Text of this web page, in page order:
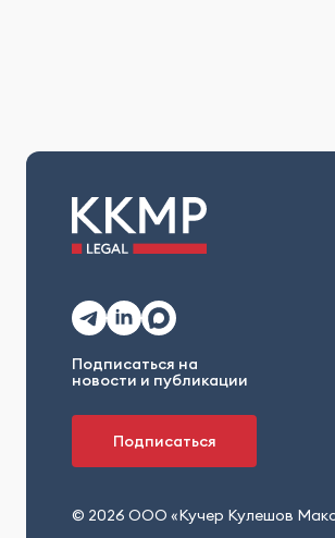
Подписаться на
новости и публикации
Подписаться
© 2026 ООО «Кучер Кулешов